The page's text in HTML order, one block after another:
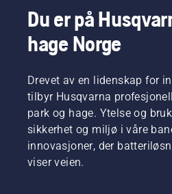
fagfolkene
innen
skogbruk
og
i deres
respektive
land. De
utgjør
vårt H-
Team.
Og det er
Du er på
hage Norge
Drevet av en lidenskap for
tilbyr Husqvarna
park og hage. Ytelse og
sikkerhet og miljø i våre
innovasjoner, der
viser veien.